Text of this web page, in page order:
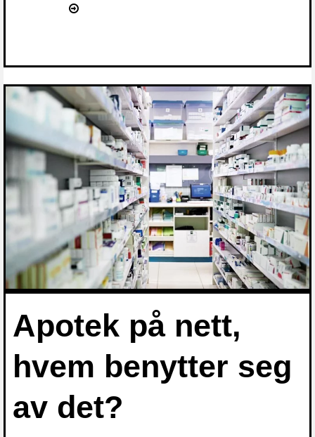
Apotek på nett,
hvem benytter seg
av det?